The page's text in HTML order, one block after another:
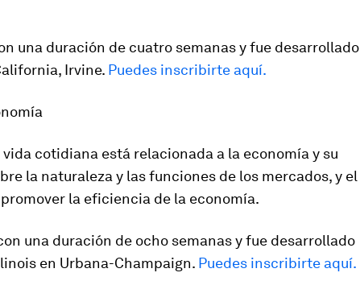
una duración de cuatro semanas y fue desarrollado
Irvine. Puedes inscribirte aquí.
vida cotidiana está relacionada a la economía y su
la naturaleza y las funciones de los mercados, y el
la eficiencia de la economía.
una duración de ocho semanas y fue desarrollado
en Urbana-Champaign. Puedes inscribirte aquí.